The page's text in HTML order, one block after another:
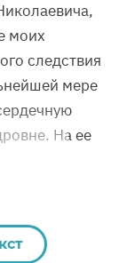
моих
следствия
мере
На ее